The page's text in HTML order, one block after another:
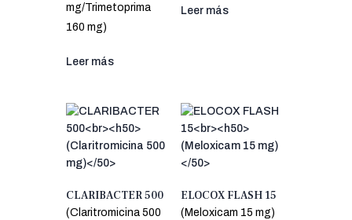
mg/Trimetoprima
160 mg)
Leer más
Leer más
CLARIBACTER 500
(Claritromicina 500
ELOCOX FLASH 15
(Meloxicam 15 mg)